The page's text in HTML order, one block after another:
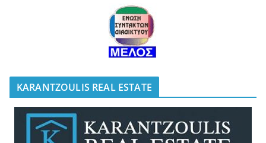
KARANTZOULIS REAL ESTATE